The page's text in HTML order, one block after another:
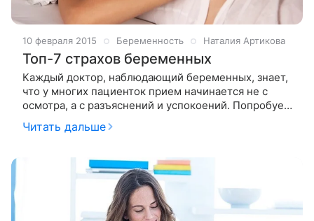
10 февраля 2015 Беременность Наталия Артикова
Топ-7 страхов беременных
Каждый доктор, наблюдающий беременных, знает,
что у многих пациенток прием начинается не с
осмотра, а с разъяснений и успокоений. Попробуем
систематизировать по рейтингу страхи
беременных. Страх выкидыша Шанс выкидыша
Читать дальше